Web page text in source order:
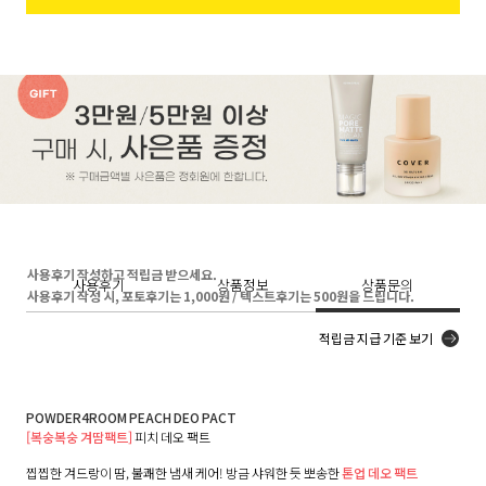
사용후기 상품정보 상품문의
사용후기 작성하고 적립금 받으세요.
사용후기 작성 시, 포토후기는 1,000원 / 텍스트후기는 500원을 드립니다.
적립금 지급 기준 보기
POWDER4ROOM PEACH DEO PACT
[복숭복숭 겨땀팩트]피치 데오 팩트
찝찝한 겨드랑이 땀, 불쾌한 냄새 케어! 방금 샤워한 듯 뽀송한톤업 데오 팩트